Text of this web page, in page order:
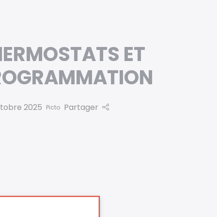
ET
2025 Picto Partager